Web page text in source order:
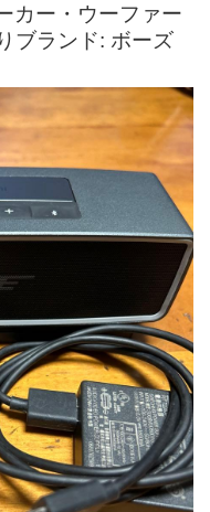
カー・ウーファー
ブランド: ボーズ